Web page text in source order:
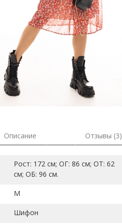
Описание Отзывы (3)
Рост: 172 см; ОГ: 86 см; ОТ: 62
см; ОБ: 96 см.
M
Шифон